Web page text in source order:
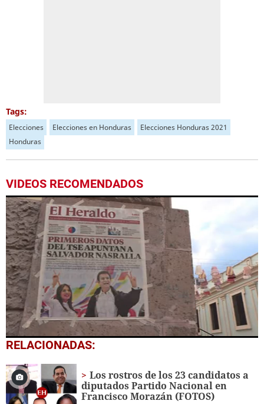
Tags:
Elecciones Elecciones en Honduras
Elecciones Honduras 2021
Honduras
VIDEOS RECOMENDADOS
0
seconds
1
minute,
28
seconds
RELACIONADAS:
Los rostros de los 23 candidatos a
diputados Partido Nacional en
Francisco Morazán (FOTOS)